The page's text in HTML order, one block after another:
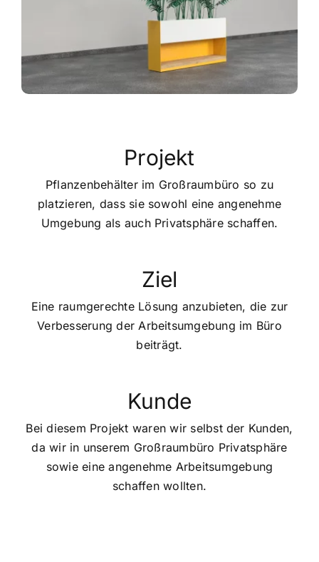
Projekt
Pflanzenbehälter im Großraumbüro so zu
platzieren, dass sie sowohl eine angenehme
Umgebung als auch Privatsphäre schaffen.
Ziel
Eine raumgerechte Lösung anzubieten, die zur
Verbesserung der Arbeitsumgebung im Büro
beiträgt.
Kunde
Bei diesem Projekt waren wir selbst der Kunden,
da wir in unserem Großraumbüro Privatsphäre
sowie eine angenehme Arbeitsumgebung
schaffen wollten.